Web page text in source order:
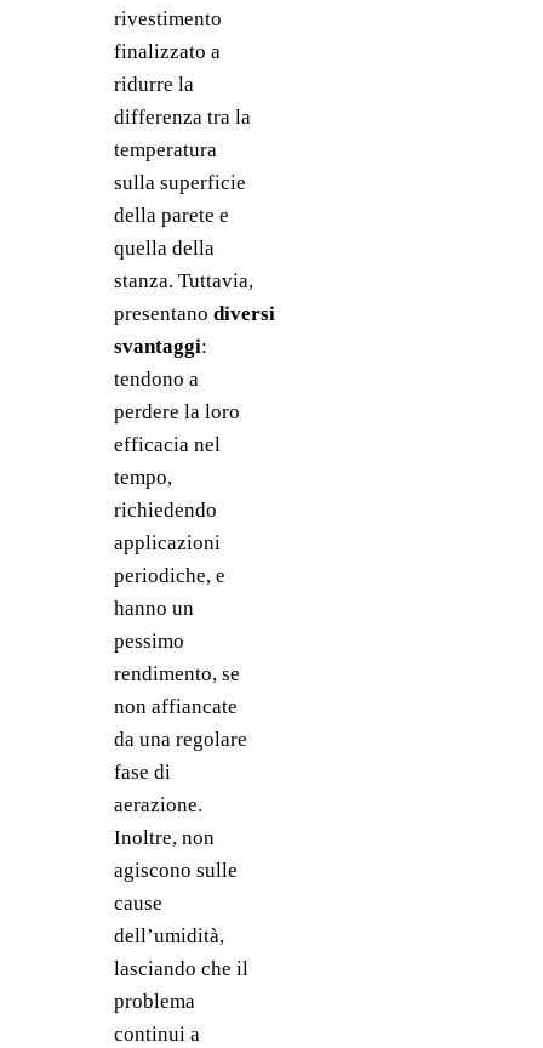
rivestimento
finalizzato a
ridurre la
differenza tra la
temperatura
sulla superficie
della parete e
quella della
stanza. Tuttavia,
presentano diversi
svantaggi:
tendono a
perdere la loro
efficacia nel
tempo,
richiedendo
applicazioni
periodiche, e
hanno un
pessimo
rendimento, se
non affiancate
da una regolare
fase di
aerazione.
Inoltre, non
agiscono sulle
cause
dell’umidità,
lasciando che il
problema
continui a